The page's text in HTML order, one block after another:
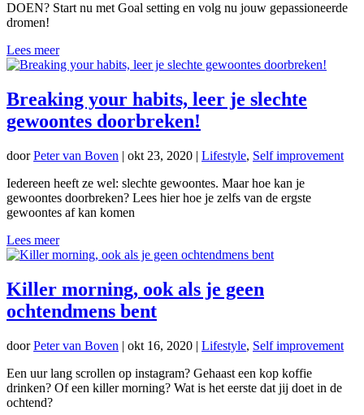
DOEN? Start nu met Goal setting en volg nu jouw gepassioneerde
dromen!
Lees meer
Breaking your habits, leer je slechte
gewoontes doorbreken!
doorPeter van Boven | okt 23, 2020 | Lifestyle, Self improvement
Iedereen heeft ze wel: slechte gewoontes. Maar hoe kan je
gewoontes doorbreken? Lees hier hoe je zelfs van de ergste
gewoontes af kan komen
Lees meer
Killer morning, ook als je geen
ochtendmens bent
doorPeter van Boven | okt 16, 2020 | Lifestyle, Self improvement
Een uur lang scrollen op instagram? Gehaast een kop koffie
drinken? Of een killer morning? Wat is het eerste dat jij doet in de
ochtend?